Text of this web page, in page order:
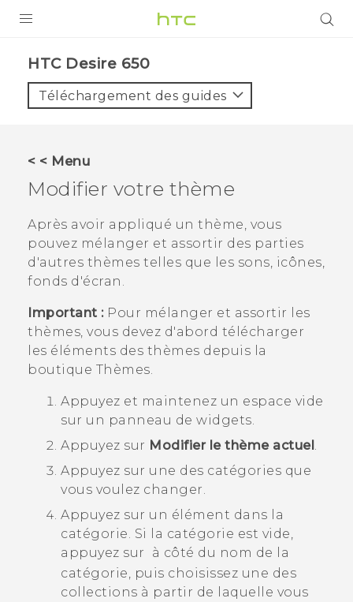
VIVE
ASSISTANCE
Appareils HTC & Accessoires
Connexion
HTC Desire 650‎
Téléchargement des guides
< < Menu
Modifier votre thème
Après avoir appliqué un thème, vous
pouvez mélanger et assortir des parties
d'autres thèmes telles que les sons, icônes,
fonds d'écran.
Important :Pour mélanger et assortir les
thèmes, vous devez d'abord télécharger
les éléments des thèmes depuis la
boutique Thèmes.
Appuyez et maintenez un espace vide
sur un panneau de widgets.
Appuyez sur Modifier le thème actuel .
Appuyez sur une des catégories que
vous voulez changer.
Appuyez sur un élément dans la
catégorie. Si la catégorie est vide,
appuyez sur
à côté du nom de la
catégorie, puis choisissez une des
collections à partir de laquelle vous